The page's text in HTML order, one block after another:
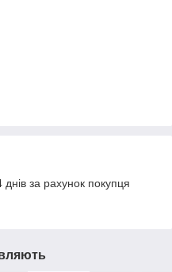
за рахунок покупця